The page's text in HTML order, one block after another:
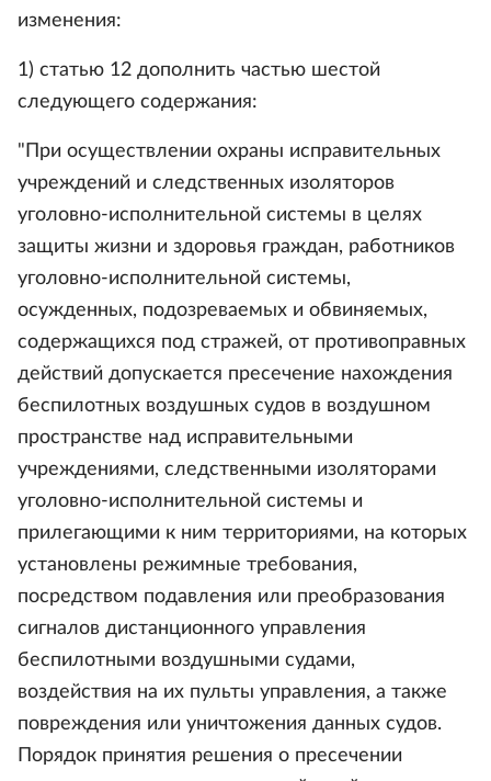
изменения:
1) статью 12 дополнить частью шестой
следующего содержания:
"При осуществлении охраны исправительных
учреждений и следственных изоляторов
уголовно-исполнительной системы в целях
защиты жизни и здоровья граждан, работников
уголовно-исполнительной системы,
осужденных, подозреваемых и обвиняемых,
содержащихся под стражей, от противоправных
действий допускается пресечение нахождения
беспилотных воздушных судов в воздушном
пространстве над исправительными
учреждениями, следственными изоляторами
уголовно-исполнительной системы и
прилегающими к ним территориями, на которых
установлены режимные требования,
посредством подавления или преобразования
сигналов дистанционного управления
беспилотными воздушными судами,
воздействия на их пульты управления, а также
повреждения или уничтожения данных судов.
Порядок принятия решения о пресечении